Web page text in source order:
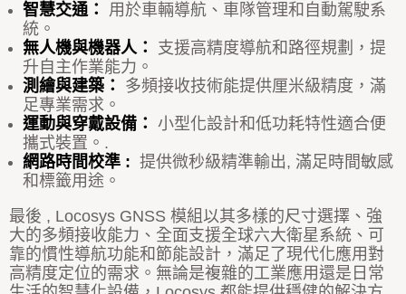
智慧交通： 用於車輛導航、車隊管理和自動駕駛系
統。
無人機與機器人：
支援高精度導航和路徑規劃，提
升自主作業能力。
測繪與建築：
多頻接收技術能提供厘米級精度，滿
足專業需求。
運動與穿戴設備： 小型化設計和低功耗特性適合便
攜式裝置。.
網路時間校準 : 提供微秒級精準輸出, 滿足時間敏感
和標籤用途。
最後 , Locosys GNSS 模組以其多樣的尺寸選擇、強
大的多頻接收能力、全面支援全球六大衛星系統、可
靠的慣性導航功能和節能設計，滿足了現代化應用對
高精度定位的需求。無論是複雜的工業應用還是日常